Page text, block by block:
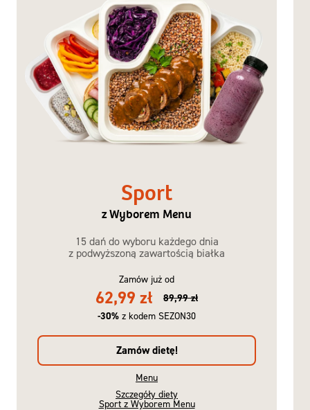
Sport
z Wyborem Menu
15 dań do wyboru każdego dnia
z podwyższoną zawartością białka
Zamów już od
62,99 zł
89,99 zł
-30% z kodem SEZON30
Zamów dietę!
Menu
Szczegóły diety
Sport z Wyborem Menu